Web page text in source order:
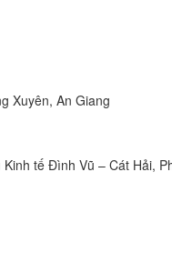
Xuyên, An Giang
tế Đình Vũ – Cát Hải,